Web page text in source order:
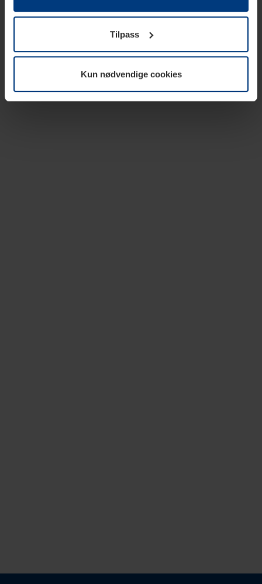
trenger vi din tillatelse. Du kan når som helst endre eller
tilbakekalle ditt samtykke i forklaringen av
informasjonskapselen på sidenPersonvernerklæringpå
Tilpass
Kun nødvendige cookies